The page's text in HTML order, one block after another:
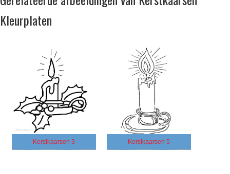
Kleurplaten
Kerstkaarsen 3 Kerstkaarsen 5